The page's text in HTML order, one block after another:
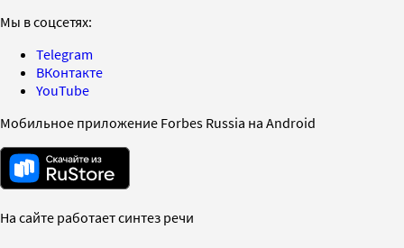
Мы в соцсетях:
Telegram
ВКонтакте
YouTube
Мобильное приложение Forbes Russia на Android
На сайте работает синтез речи